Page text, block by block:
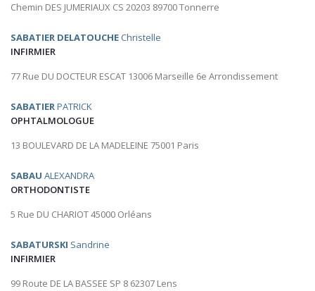
Chemin DES JUMERIAUX CS 20203 89700 Tonnerre
SABATIER DELATOUCHE Christelle
INFIRMIER
77 Rue DU DOCTEUR ESCAT 13006 Marseille 6e Arrondissement
SABATIERPATRICK
OPHTALMOLOGUE
13 BOULEVARD DE LA MADELEINE 75001 Paris
SABAU ALEXANDRA
ORTHODONTISTE
5 Rue DU CHARIOT 45000 Orléans
SABATURSKI Sandrine
INFIRMIER
99 Route DE LA BASSEE SP 8 62307 Lens